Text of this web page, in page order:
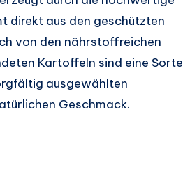
direkt aus den geschützten
von den nährstoffreichen
Kartoffeln sind eine Sorte
ausgewählten
Geschmack.